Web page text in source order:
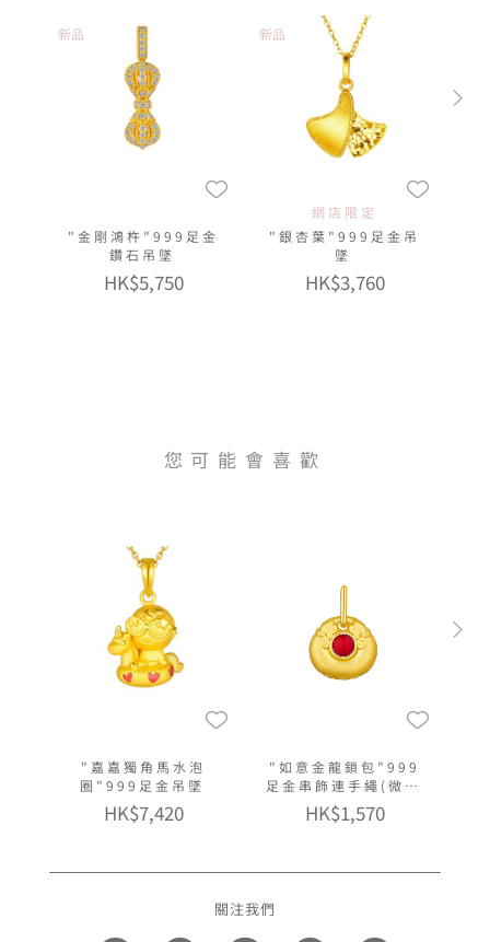
新品
"金剛鴻杵"999足金
鑽石吊墜
HK$5,750
新品
網店限定
"銀杏葉"999足金吊
墜
HK$3,760
您可能會喜歡
"嘉嘉獨角馬水泡
圈"999足金吊墜
HK$7,420
"如意金龍鎖包"999
足金串飾連手繩(微硬
金工藝)
HK$1,570
關注我們